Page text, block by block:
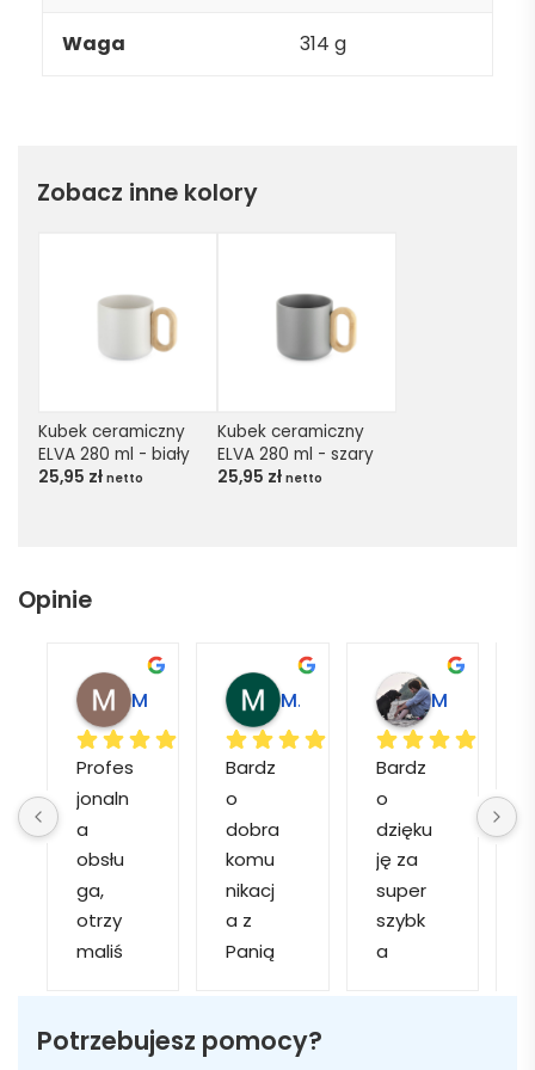
Waga 314 g
Zobacz inne kolory
Kubek ceramiczny
ELVA 280 ml - biały
25,95 zł netto
Kubek ceramiczny
ELVA 280 ml - szary
25,95 zł netto
Opinie
Profes
jonaln
a
obsłu
ga,
otrzy
maliś
wizuali
Marcin M.
Bardz
o
dobra
komu
nikacj
a z
Panią
Szybk
Bardz
o
dzięku
ję za
super
szybk
a
Potrzebujesz pomocy?